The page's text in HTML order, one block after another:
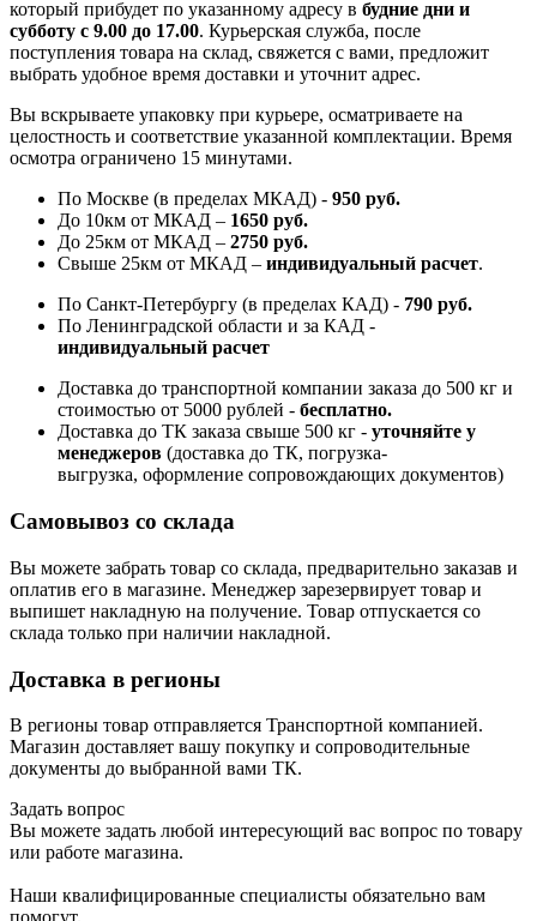
который прибудет по указанному адресу в будние дни и
субботу с 9.00 до 17.00. Курьерская служба, после
поступления товара на склад, свяжется с вами, предложит
выбрать удобное время доставки и уточнит адрес.
Вы вскрываете упаковку при курьере, осматриваете на
целостность и соответствие указанной комплектации. Время
осмотра ограничено 15 минутами.
По Москве (в пределах МКАД) - 950 руб.
До 10км от МКАД – 1650 руб.
До 25км от МКАД – 2750 руб.
Свыше 25км от МКАД – индивидуальный расчет.
По Санкт-Петербургу (в пределах КАД) - 790 руб.
По Ленинградской области и за КАД -
индивидуальный расчет
Доставка до транспортной компании заказа до 500 кг и
стоимостью от 5000 рублей - бесплатно.
Доставка до ТК заказа свыше 500 кг - уточняйте у
менеджеров (доставка до ТК, погрузка-
выгрузка, оформление сопровождающих документов)
Самовывоз со склада
Вы можете забрать товар со склада, предварительно заказав и
оплатив его в магазине. Менеджер зарезервирует товар и
выпишет накладную на получение. Товар отпускается со
склада только при наличии накладной.
Доставка в регионы
В регионы товар отправляется Транспортной компанией.
Магазин доставляет вашу покупку и сопроводительные
документы до выбранной вами ТК.
Задать вопрос
Вы можете задать любой интересующий вас вопрос по товару
или работе магазина.
Наши квалифицированные специалисты обязательно вам